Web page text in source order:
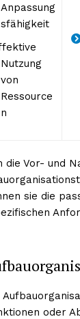
Anpassung
sfähigkeit
Nutzung
von
Ressource
n
die Vor- und
sie die
oder